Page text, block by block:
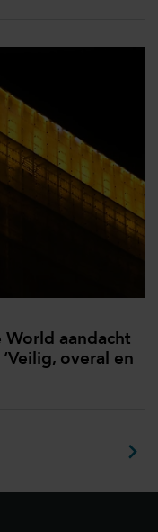
World aandacht
overal en